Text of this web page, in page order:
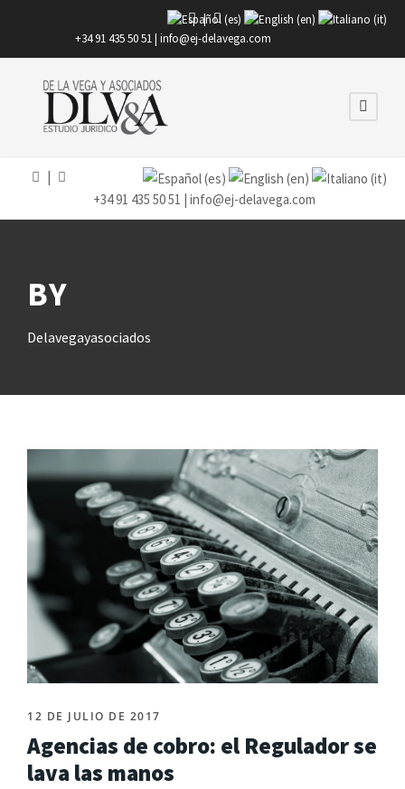
|
+34 91 435 50 51 | info@ej-delavega.com
+34 91 435 50 51 | info@ej-delavega.com
BY
Delavegayasociados
12 DE JULIO DE 2017
Agencias de cobro: el Regulador se
lava las manos